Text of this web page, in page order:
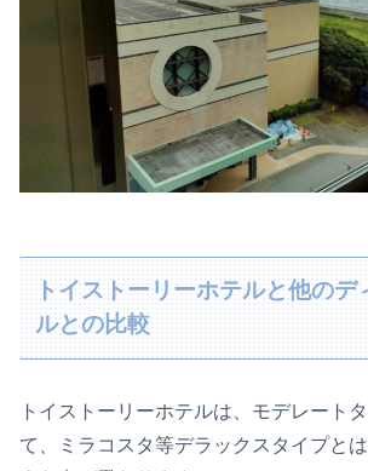
トイストーリーホテルと他のデ
ルとの比較
トイストーリーホテルは、モデレート
て、ミラコスタ等デラックスタイプと